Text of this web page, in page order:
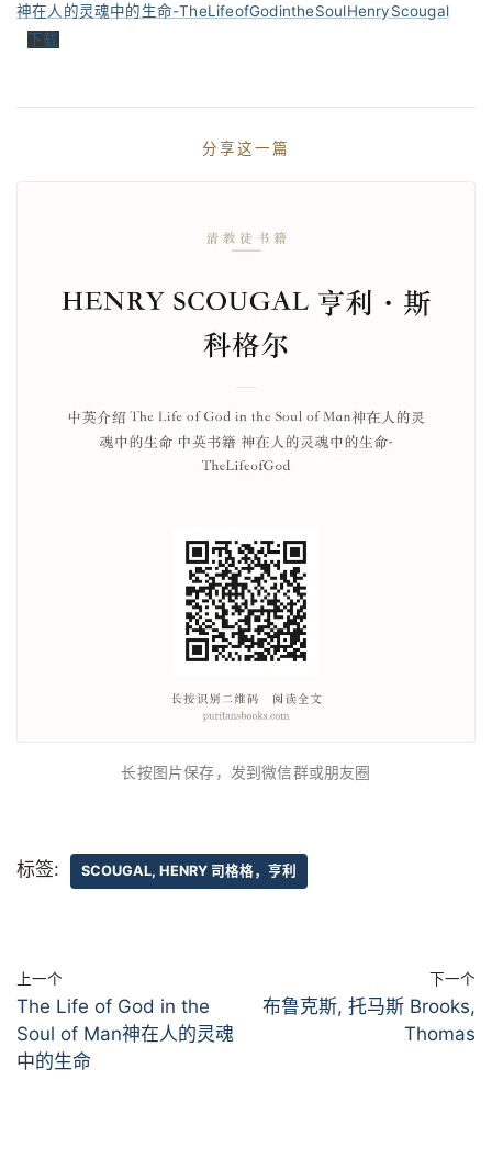
神在人的灵魂中的生命-TheLifeofGodintheSoulHenryScougal
下载
分享这一篇
长按图片保存，发到微信群或朋友圈
标签: SCOUGAL, HENRY 司格格，亨利
上一个
The Life of God in the
Soul of Man神在人的灵魂
中的生命
下一个
布鲁克斯, 托马斯 Brooks,
Thomas